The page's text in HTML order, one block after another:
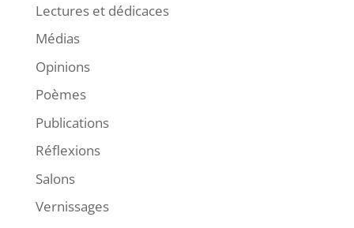
Lectures et dédicaces
Médias
Opinions
Poèmes
Publications
Réflexions
Salons
Vernissages